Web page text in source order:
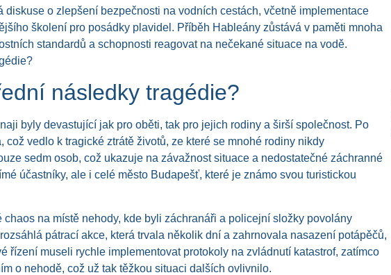
diskuse o zlepšení bezpečnosti na vodních cestách, včetně implementace
školení pro posádky plavidel. Příběh Hableány zůstává v paměti mnoha
standardů a schopnosti reagovat na nečekané situace na vodě.
následky tragédie?
byly devastující jak pro oběti, tak pro jejich rodiny a širší společnost. Po
vedlo k tragické ztrátě životů, ze které se mnohé rodiny nikdy
sedm osob, což ukazuje na závažnost situace a nedostatečné záchranné
účastníky, ale i celé město Budapešť, které je známo svou turistickou
na místě nehody, kde byli záchranáři a policejní složky povolány
pátrací akce, která trvala několik dní a zahrnovala nasazení potápěčů,
řízení museli rychle implementovat protokoly na zvládnutí katastrof, zatímco
o nehodě, což už tak těžkou situaci dalších ovlivnilo.